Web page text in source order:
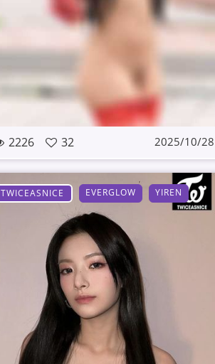
2226 32 2025/10/28
TWICEASNICE EVERGLOW YIREN